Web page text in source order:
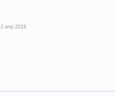
2 апр 2016